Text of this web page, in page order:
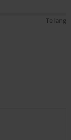
Te lang